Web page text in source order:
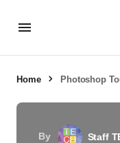
Home Photoshop
By
Staff